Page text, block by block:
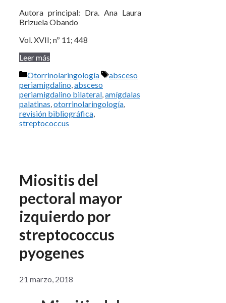
Autora principal: Dra. Ana Laura
Brizuela Obando
Vol. XVII; nº 11; 448
Leer más
Categorías
Otorrinolaringología Etiquetas
absceso
periamigdalino,absceso
periamigdalino bilateral,amígdalas
palatinas,otorrinolaringología,
revisión bibliográfica,
streptococcus
Miositis del
pectoral mayor
izquierdo por
streptococcus
pyogenes
21 marzo, 2018